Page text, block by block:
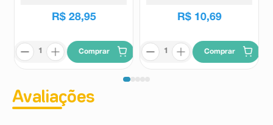
R$ 28,95
Comprar
R$ 10,69
Comprar
Avaliações